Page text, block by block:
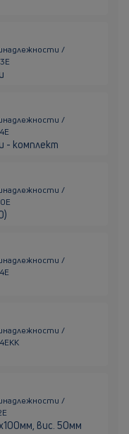
/
/
- комплект
/
/
/
/
вис. 50мм